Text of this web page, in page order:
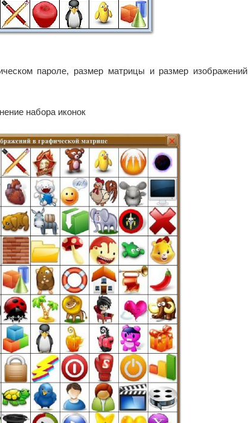
пароле, размер матрицы и размер изображений
набора иконок